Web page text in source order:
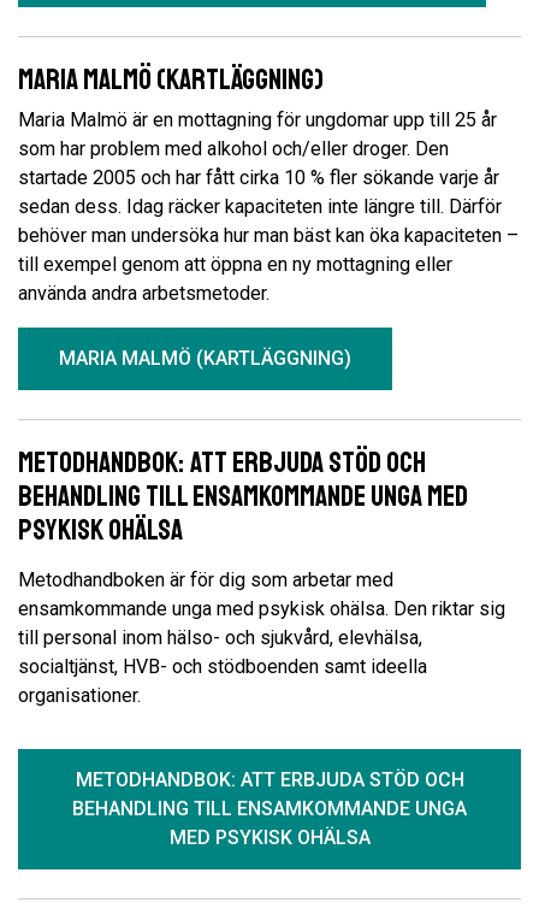
Maria Malmö (kartläggning)
Maria Malmö är en mottagning för ungdomar upp till 25 år
som har problem med alkohol och/eller droger. Den
startade 2005 och har fått cirka 10 % fler sökande varje år
sedan dess. Idag räcker kapaciteten inte längre till. Därför
behöver man undersöka hur man bäst kan öka kapaciteten –
till exempel genom att öppna en ny mottagning eller
använda andra arbetsmetoder.
MARIA MALMÖ (KARTLÄGGNING)
Metodhandbok: Att erbjuda stöd och
behandling till ensamkommande unga med
psykisk ohälsa
Metodhandboken är för dig som arbetar med
ensamkommande unga med psykisk ohälsa. Den riktar sig
till personal inom hälso- och sjukvård, elevhälsa,
socialtjänst, HVB- och stödboenden samt ideella
organisationer.
METODHANDBOK: ATT ERBJUDA STÖD OCH
BEHANDLING TILL ENSAMKOMMANDE UNGA
MED PSYKISK OHÄLSA